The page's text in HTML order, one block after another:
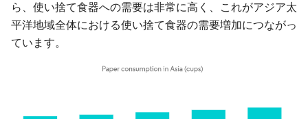
ら、使い捨て食器への需要は非常に高く、これがアジア太
平洋地域全体における使い捨て食器の需要増加につながっ
ています。